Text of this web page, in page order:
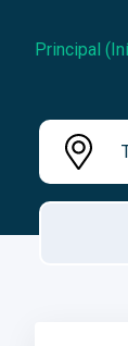
Principal